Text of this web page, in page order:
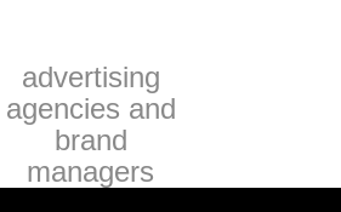
advertising
agencies and
brand
managers